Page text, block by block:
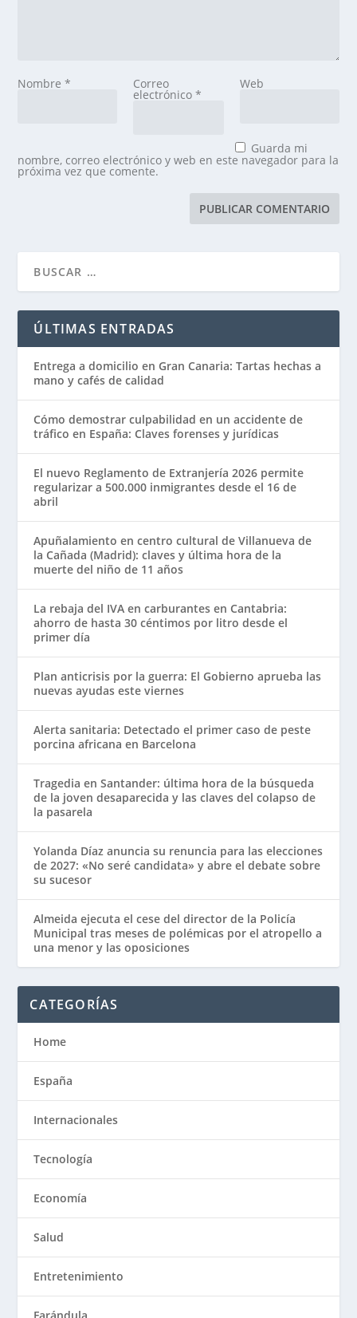
Nombre* Correo
electrónico *
Web
Guarda mi
nombre, correo electrónico y web en este navegador para la
próxima vez que comente.
ÚLTIMAS ENTRADAS
Entrega a domicilio en Gran Canaria: Tartas hechas a
mano y cafés de calidad
Cómo demostrar culpabilidad en un accidente de
tráfico en España: Claves forenses y jurídicas
El nuevo Reglamento de Extranjería 2026 permite
regularizar a 500.000 inmigrantes desde el 16 de
abril
Apuñalamiento en centro cultural de Villanueva de
la Cañada (Madrid): claves y última hora de la
muerte del niño de 11 años
La rebaja del IVA en carburantes en Cantabria:
ahorro de hasta 30 céntimos por litro desde el
primer día
Plan anticrisis por la guerra: El Gobierno aprueba las
nuevas ayudas este viernes
Alerta sanitaria: Detectado el primer caso de peste
porcina africana en Barcelona
Tragedia en Santander: última hora de la búsqueda
de la joven desaparecida y las claves del colapso de
la pasarela
Yolanda Díaz anuncia su renuncia para las elecciones
de 2027: «No seré candidata» y abre el debate sobre
su sucesor
Almeida ejecuta el cese del director de la Policía
Municipal tras meses de polémicas por el atropello a
una menor y las oposiciones
CATEGORÍAS
Home
España
Internacionales
Tecnología
Economía
Salud
Entretenimiento